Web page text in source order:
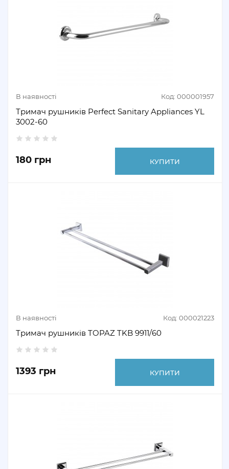
В наявності Код: 000001957
Тримач рушників Perfect Sanitary Appliances YL
3002-60
180 грн КУПИТИ
В наявності Код: 000021223
Тримач рушників TOPAZ TKB 9911/60
1393 грн КУПИТИ